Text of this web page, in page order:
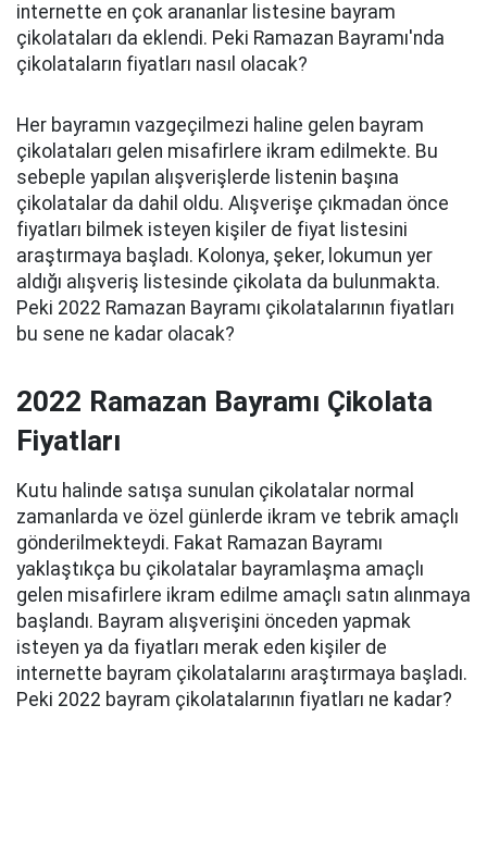
internette en çok arananlar listesine bayram
çikolataları da eklendi. Peki Ramazan Bayramı'nda
çikolataların fiyatları nasıl olacak?
Her bayramın vazgeçilmezi haline gelen bayram
çikolataları gelen misafirlere ikram edilmekte. Bu
sebeple yapılan alışverişlerde listenin başına
çikolatalar da dahil oldu. Alışverişe çıkmadan önce
fiyatları bilmek isteyen kişiler de fiyat listesini
araştırmaya başladı. Kolonya, şeker, lokumun yer
aldığı alışveriş listesinde çikolata da bulunmakta.
Peki 2022 Ramazan Bayramı çikolatalarının fiyatları
bu sene ne kadar olacak?
2022 Ramazan Bayramı Çikolata
Fiyatları
Kutu halinde satışa sunulan çikolatalar normal
zamanlarda ve özel günlerde ikram ve tebrik amaçlı
gönderilmekteydi. Fakat Ramazan Bayramı
yaklaştıkça bu çikolatalar bayramlaşma amaçlı
gelen misafirlere ikram edilme amaçlı satın alınmaya
başlandı. Bayram alışverişini önceden yapmak
isteyen ya da fiyatları merak eden kişiler de
internette bayram çikolatalarını araştırmaya başladı.
Peki 2022 bayram çikolatalarının fiyatları ne kadar?